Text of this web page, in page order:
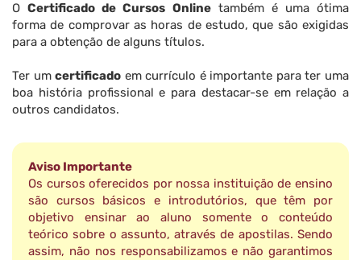
OCertificado de Cursos Onlinetambém é uma ótima
forma de comprovar as horas de estudo, que são exigidas
para a obtenção de alguns títulos.
Ter umcertificado em currículo é importante para ter uma
boa história profissional e para destacar-se em relação a
outros candidatos.
Aviso Importante
Os cursos oferecidos por nossa instituição de ensino
são cursos básicos e introdutórios, que têm por
objetivo ensinar ao aluno somente o conteúdo
teórico sobre o assunto, através de apostilas. Sendo
assim, não nos responsabilizamos e não garantimos